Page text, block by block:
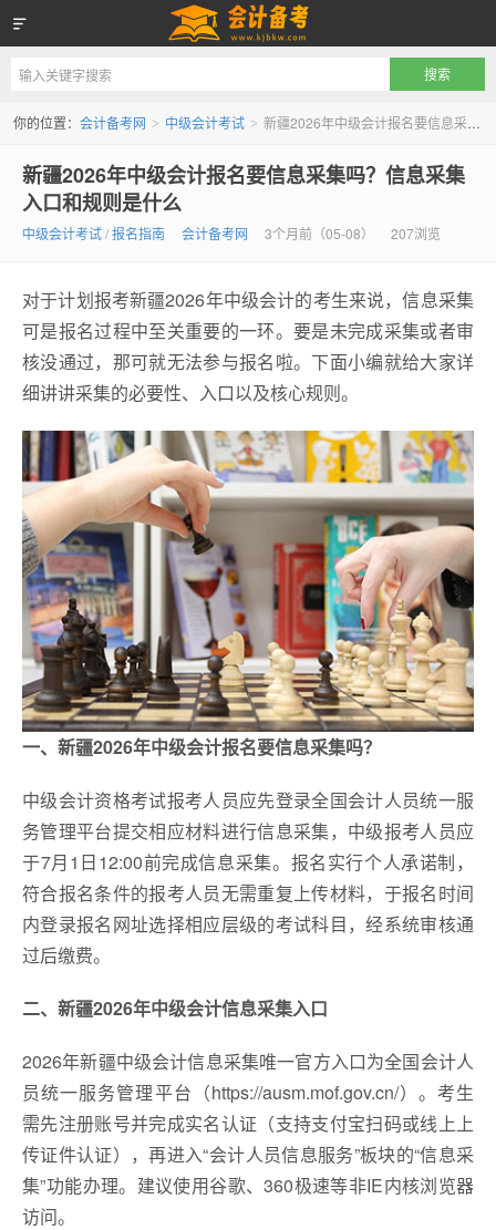
会计备考网
你的位置： 会计备考网 > 中级会计考试 > 新疆2026年中级会计报名要信息采集吗？信息采集入口和规则是什么
新疆2026年中级会计报名要信息采集吗？信息采集
入口和规则是什么
中级会计考试/报名指南 会计备考网 3个月前（05-08） 207浏览
对于计划报考新疆2026年中级会计的考生来说，信息采集
可是报名过程中至关重要的一环。要是未完成采集或者审
核没通过，那可就无法参与报名啦。下面小编就给大家详
细讲讲采集的必要性、入口以及核心规则。
一、新疆2026年中级会计报名要信息采集吗？
中级会计资格考试报考人员应先登录全国会计人员统一服
务管理平台提交相应材料进行信息采集，中级报考人员应
于7月1日12:00前完成信息采集。报名实行个人承诺制，
符合报名条件的报考人员无需重复上传材料，于报名时间
内登录报名网址选择相应层级的考试科目，经系统审核通
过后缴费。
二、新疆2026年中级会计信息采集入口
2026年新疆中级会计信息采集唯一官方入口为全国会计人
员统一服务管理平台（https://ausm.mof.gov.cn/）。考生
需先注册账号并完成实名认证（支持支付宝扫码或线上上
传证件认证），再进入“会计人员信息服务”板块的“信息采
集”功能办理。建议使用谷歌、360极速等非IE内核浏览器
访问。